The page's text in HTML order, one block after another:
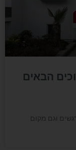
הבאים
וגם מקום